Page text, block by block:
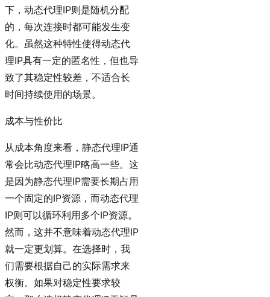
下，动态代理IP则是随机分配
的，每次连接时都可能发生变
化。虽然这种特性使得动态代
理IP具有一定的匿名性，但也导
致了其稳定性较差，不适合长
时间持续使用的场景。
成本与性价比
从成本角度来看，静态代理IP通
常会比动态代理IP略高一些。这
是因为静态代理IP需要长期占用
一个固定的IP资源，而动态代理
IP则可以循环利用多个IP资源。
然而，这并不意味着动态代理IP
就一定更划算。在选择时，我
们需要根据自己的实际需求来
权衡。如果对稳定性要求较